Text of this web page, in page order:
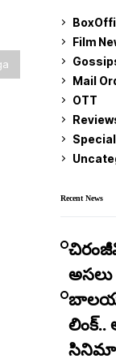
Film
Mail
OTT
Recent News
సినిమా